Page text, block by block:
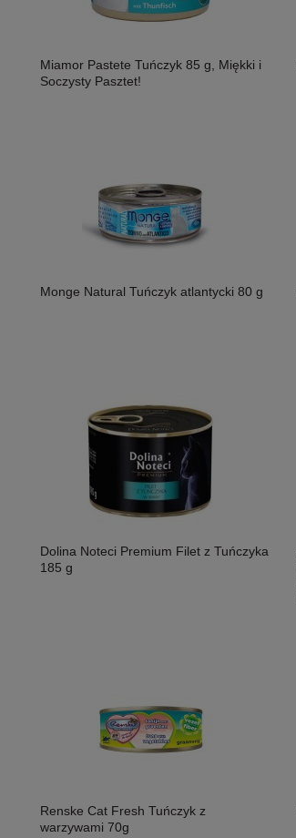
Nowa Pojemność!
Miamor Pastete Tuńczyk 85 g, Miękki i
Soczysty Pasztet!
Monge Natural Tuńczyk atlantycki 80 g
Dolina Noteci Premium Filet z Tuńczyka
185 g
Renske Cat Fresh Tuńczyk z
warzywami 70g